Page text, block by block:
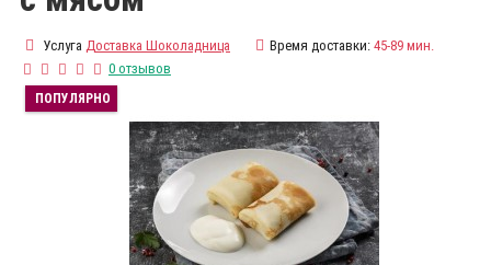
Услуга Доставка Шоколадница Время доставки: 45-89 мин.
0 отзывов
ПОПУЛЯРНО